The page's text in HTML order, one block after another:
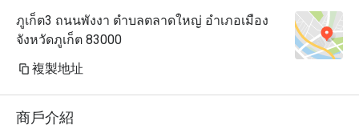
ภูเก็ต3 ถนนพังงา ตำบลตลาดใหญ่ อำเภอเมือง
จังหวัดภูเก็ต 83000
複製地址
商戶介紹